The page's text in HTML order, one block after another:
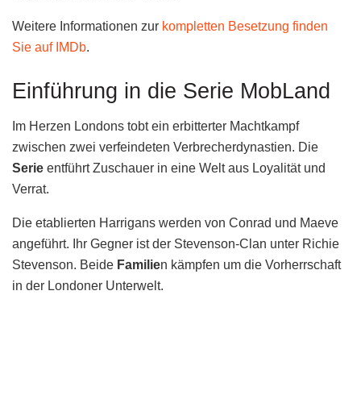
Weitere Informationen zur kompletten Besetzung finden
Sie auf IMDb.
Einführung in die Serie MobLand
Im Herzen Londons tobt ein erbitterter Machtkampf
zwischen zwei verfeindeten Verbrecherdynastien. Die
Serie entführt Zuschauer in eine Welt aus Loyalität und
Verrat.
Die etablierten Harrigans werden von Conrad und Maeve
angeführt. Ihr Gegner ist der Stevenson-Clan unter Richie
Stevenson. Beide Familien kämpfen um die Vorherrschaft
in der Londoner Unterwelt.